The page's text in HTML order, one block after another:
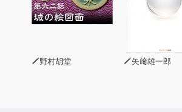
野村胡堂 矢﨑雄一郎